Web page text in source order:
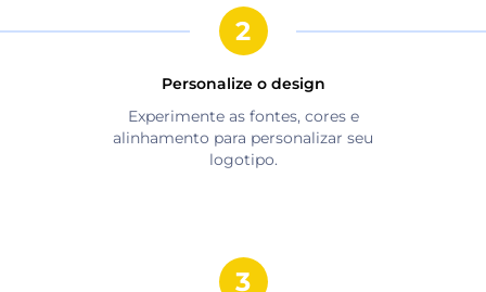
Personalize o design
Experimente as fontes, cores e
alinhamento para personalizar seu
logotipo.